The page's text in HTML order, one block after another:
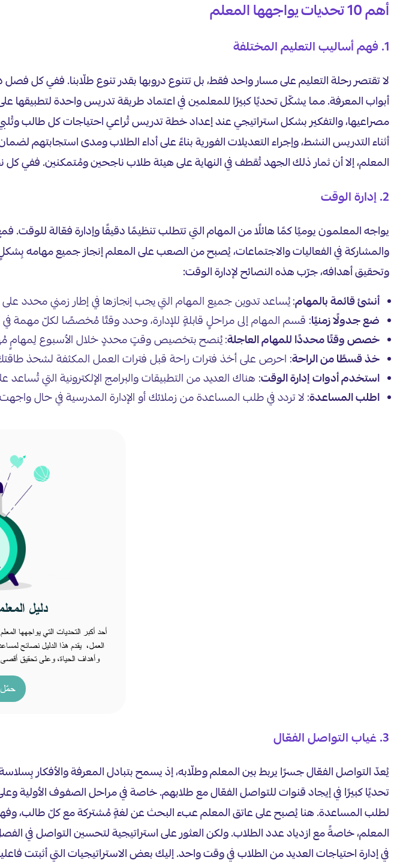
أهم 10 تحديات يواجهها المعلم
1. فهم أساليب التعليم المختلفة
لا تقتصر رحلة التعليم على مسار واحد فقط، بل تتنوع دروبها بقدر تنوع طلّابنا. ففي كل
أبواب المعرفة. مما يشكّل تحديًا كبيرًا للمعلمين في اعتماد طريقة تدريس واحدة
مصراعيها، والتفكير بشكل استراتيجي عند إعداد خطة تدريس تُراعي احتياجات كل طالب
أثناء التدريس النشط، وإجراء التعديلات الفورية بناءً على أداء الطلاب ومدى
المعلم، إلا أن ثمار ذلك الجهد تُقطف في النهاية على هيئة طلاب ناجحين ومُتمكنين. ففي
2. إدارة الوقت
يواجه المعلمون يوميًا كمًا هائلًا من المهام التي تتطلب تنظيمًا دقيقًا وإدارة فعّالة
والمشاركة في الفعاليات والاجتماعات، يُصبح من الصعب على المعلم إنجاز جميع مهامه
وتحقيق أهدافه، جرّب هذه النصائح لإدارة الوقت:
أنشئ قائمة بالمهام: يُساعد تدوين جميع المهام التي يجب إنجازها في إطار زمني محدد على
ضع جدولًا زمنيًا: قسم المهام إلى مراحلٍ قابلةٍ للإدارة، وحدد وقتًا مُخصصًا لكلّ مهمة
خصص وقتًا محددًا للمهام العاجلة: يُنصح بتخصيص وقتٍ محددٍ خلال الأسبوع لِمهامٍ مُهمةٍ
خذ قسطًا من الراحة: احرص على أخذ فترات راحة قبل فترات العمل المكثفة لشحذ طاقتك
استخدم أدوات إدارة الوقت: هناك العديد من التطبيقات والبرامج الإلكترونية التي
اطلب المساعدة: لا تردد في طلب المساعدة من زملائك أو الإدارة المدرسية في حال
3. غياب التواصل الفعّال
يُعدّ التواصل الفعّال جسرًا يربط بين المعلم وطلّابه، إذ يسمح بتبادل المعرفة والأفكار
تحديًا كبيرًا في إيجاد قنوات للتواصل الفعّال مع طلابهم. خاصة في مراحل الصفوف الأولية
لطلب المساعدة. هنا يُصبح على عاتق المعلم عبء البحث عن لغةٍ مُشتركة مع كلّ طالب،
المعلم، خاصةً مع ازدياد عدد الطلاب. ولكن العثور على استراتيجية لتحسين التواصل في
في إدارة احتياجات العديد من الطلاب في وقت واحد. إليك بعض الاستراتيجيات التي أثبتت